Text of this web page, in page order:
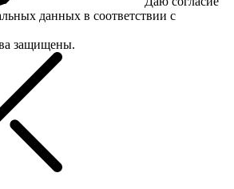
данных в соответствии с
защищены.